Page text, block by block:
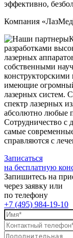
эффективно,
Компания
разработками
лазерных
собственными
конструкторскими
имеющие огромный
лазерных систем.
спектр лазерных
абсолютно любые
Сотрудничество с
самые
справляются с
Записаться
на бесплатную
Запишитесь на
через заявку или
по телефону
+7 (495) 984-19-10